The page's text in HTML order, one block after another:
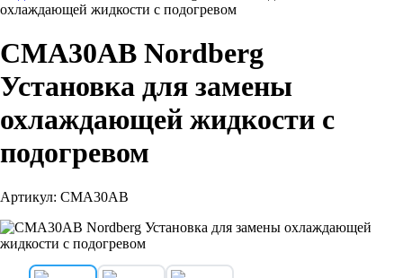
охлаждающей жидкости с подогревом
CMA30AB Nordberg
Установка для замены
охлаждающей жидкости с
подогревом
Артикул: CMA30AB